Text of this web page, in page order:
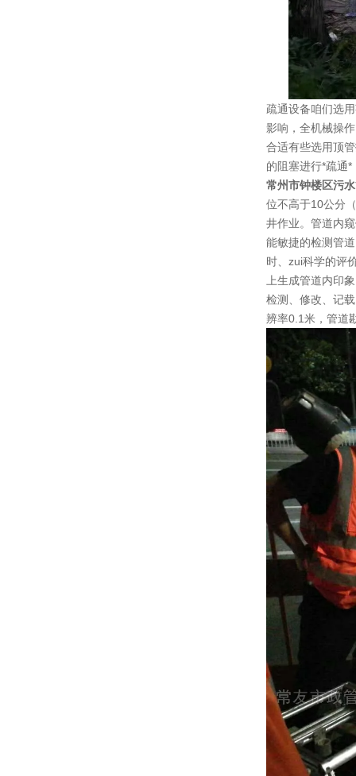
疏通设备咱们选
影响，全机械操
合适有些选用顶
的阻塞进行*疏通
常州市钟楼区污
位不高于10公分
井作业。管道内
能敏捷的检测管
时、zui科学的评
上生成管道内印
检测、修改、记
辨率0.1米，管道